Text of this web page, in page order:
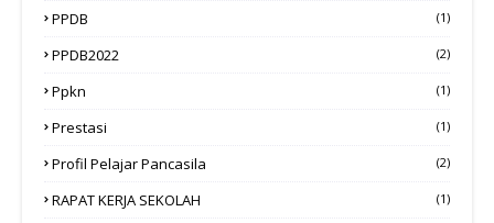
PPDB (1)
PPDB2022 (2)
Ppkn (1)
Prestasi (1)
Profil Pelajar Pancasila (2)
RAPAT KERJA SEKOLAH (1)